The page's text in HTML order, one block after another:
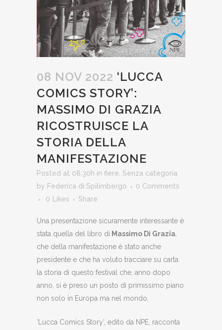
08 NOV 2022 ‘LUCCA
COMICS STORY’:
MASSIMO DI GRAZIA
RICOSTRUISCE LA
STORIA DELLA
MANIFESTAZIONE
Posted at 08:30h in fiere Senza categoria
by Federica di Spilimbergo
0 Comments
0
Likes Share
Una presentazione sicuramente interessante è
stata quella del libro di Massimo Di Grazia
che della manifestazione è stato anche
presidente e che ha voluto tracciare su carta
la storia di questo festival che, anno dopo
anno, si è preso un posto di primissimo piano
non solo in Europa ma nel mondo.
‘Lucca Comics Story’, edito da NPE, racconta